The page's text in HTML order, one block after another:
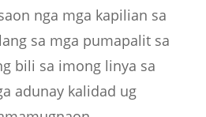
nga mga kapilian sa
sa mga pumapalit sa
bili sa imong linya sa
adunay kalidad ug